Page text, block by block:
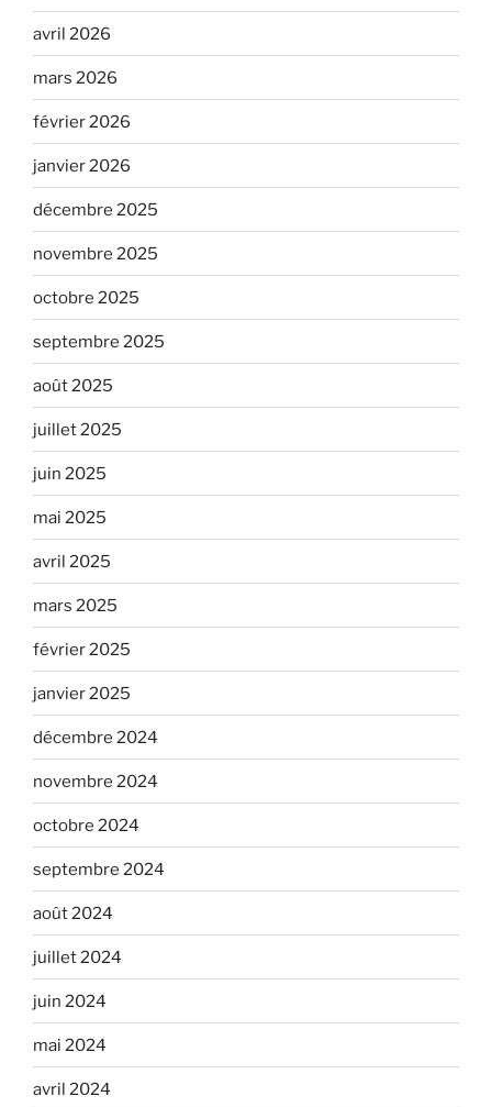
avril 2026
mars 2026
février 2026
janvier 2026
décembre 2025
novembre 2025
octobre 2025
septembre 2025
août 2025
juillet 2025
juin 2025
mai 2025
avril 2025
mars 2025
février 2025
janvier 2025
décembre 2024
novembre 2024
octobre 2024
septembre 2024
août 2024
juillet 2024
juin 2024
mai 2024
avril 2024